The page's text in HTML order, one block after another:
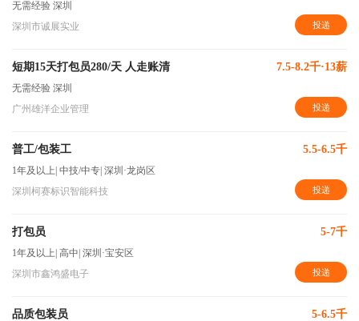
无需经验 深圳
深圳市诚展实业
投递
短期15天打包员280/天 人走账清 7.5-8.2千·13薪
无需经验 深圳
广州雄洋企业管理
投递
普工/包装工 5.5-6.5千
1年及以上 中技/中专 深圳·龙岗区
深圳柯赛标识智能科技
投递
打包员 5-7千
1年及以上 高中 深圳·宝安区
深圳市鑫鸿盛电子
投递
品质包装员 5-6.5千